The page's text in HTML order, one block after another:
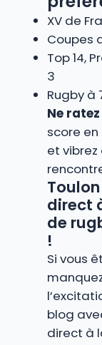
XV de
Coupes
Top 14,
3
Rugby à
Ne
score
et
direct
de
!
Si vous
blog
direct à